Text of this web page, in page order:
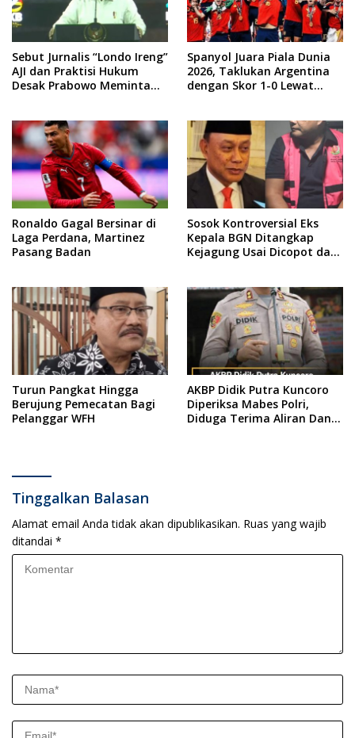
Sebut Jurnalis “Londo Ireng”
AJI dan Praktisi Hukum
Desak Prabowo Meminta
Spanyol Juara Piala Dunia
2026, Taklukan Argentina
dengan Skor 1-0 Lewat
Ronaldo Gagal Bersinar di
Laga Perdana, Martinez
Pasang Badan
Sosok Kontroversial Eks
Kepala BGN Ditangkap
Kejagung Usai Dicopot dari
Turun Pangkat Hingga
Berujung Pemecatan Bagi
Pelanggar WFH
AKBP Didik Putra Kuncoro
Diperiksa Mabes Polri,
Diduga Terima Aliran Dana
Tinggalkan Balasan
Alamat email Anda tidak akan dipublikasikan. Ruas yang wajib
ditandai *